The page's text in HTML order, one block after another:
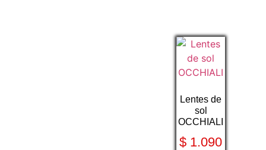
Lentes de
sol
OCCHIALI
$ 1.090